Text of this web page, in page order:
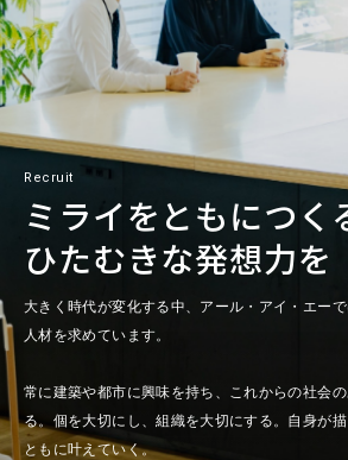
Recruit
ミライをともにつく
ひたむきな発想力を
大きく時代が変化する中、アール・アイ・エー
人材を求めています。
常に建築や都市に興味を持ち、これからの社会
る。個を大切にし、組織を大切にする。自身が
ともに叶えていく。